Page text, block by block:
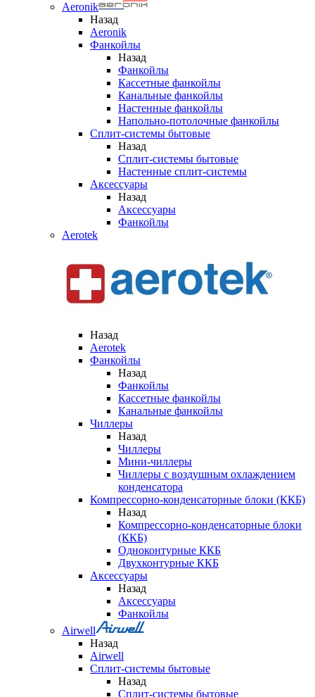
Aeronik
Назад
Aeronik
Фанкойлы
Назад
Фанкойлы
Кассетные фанкойлы
Канальные фанкойлы
Настенные фанкойлы
Напольно-потолочные фанкойлы
Сплит-системы бытовые
Назад
Сплит-системы бытовые
Настенные сплит-системы
Аксессуары
Назад
Аксессуары
Фанкойлы
Aerotek
Назад
Aerotek
Фанкойлы
Назад
Фанкойлы
Кассетные фанкойлы
Канальные фанкойлы
Чиллеры
Назад
Чиллеры
Мини-чиллеры
Чиллеры с воздушным охлаждением
конденсатора
Компрессорно-конденсаторные блоки (ККБ)
Назад
Компрессорно-конденсаторные блоки
(ККБ)
Одноконтурные ККБ
Двухконтурные ККБ
Аксессуары
Назад
Аксессуары
Фанкойлы
Airwell
Назад
Airwell
Сплит-системы бытовые
Назад
Сплит-системы бытовые